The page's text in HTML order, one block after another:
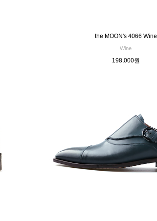
the MOON's 4066 Wine
Wine
198,000원